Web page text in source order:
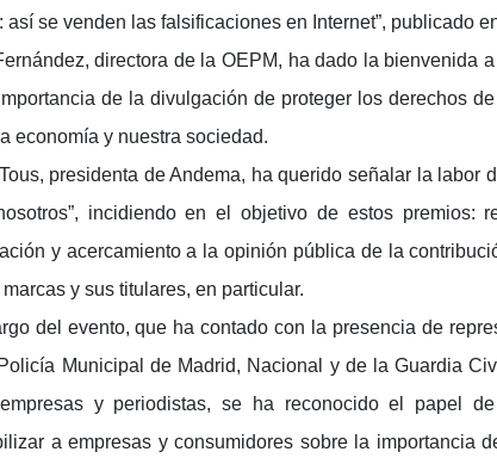
así se venden las falsificaciones en Internet”, publicado
directora de la OEPM, ha dado la bienvenida
de la divulgación de proteger los derechos
economía y nuestra sociedad.
presidenta de Andema, ha querido señalar la labor
incidiendo en el objetivo de estos premios:
y acercamiento a la opinión pública de la
y sus titulares, en particular.
del evento, que ha contado con la presencia de
Municipal de Madrid, Nacional y de la Guardia
y periodistas, se ha reconocido el papel
a empresas y consumidores sobre la importancia